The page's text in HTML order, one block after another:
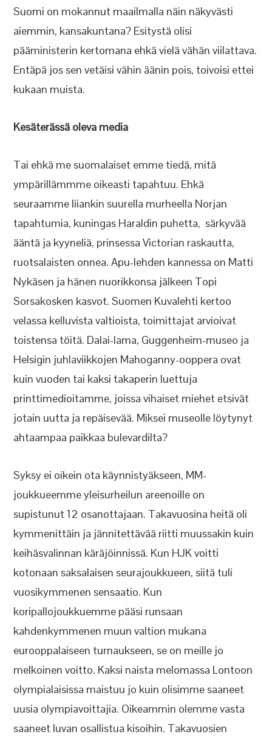
Suomi on mokannut maailmalla näin näkyvästi
aiemmin, kansakuntana? Esitystä olisi
pääministerin kertomana ehkä vielä vähän viilattava.
Entäpä jos sen vetäisi vähin äänin pois, toivoisi ettei
kukaan muista.
Kesäterässä oleva media
Tai ehkä me suomalaiset emme tiedä, mitä
ympärillämmme oikeasti tapahtuu. Ehkä
seuraamme liiankin suurella murheella Norjan
tapahtumia, kuningas Haraldin puhetta, särkyvää
ääntä ja kyyneliä, prinsessa Victorian raskautta,
ruotsalaisten onnea. Apu-lehden kannessa on Matti
Nykäsen ja hänen nuorikkonsa jälkeen Topi
Sorsakosken kasvot. Suomen Kuvalehti kertoo
velassa kelluvista valtioista, toimittajat arvioivat
toistensa töitä. Dalai-lama, Guggenheim-museo ja
Helsigin juhlaviikkojen Mahoganny-ooppera ovat
kuin vuoden tai kaksi takaperin luettuja
printtimedioitamme, joissa vihaiset miehet etsivät
jotain uutta ja repäisevää. Miksei museolle löytynyt
ahtaampaa paikkaa bulevardilta?
Syksy ei oikein ota käynnistyäkseen, MM-
joukkueemme yleisurheilun areenoille on
supistunut 12 osanottajaan. Takavuosina heitä oli
kymmenittäin ja jännitettävää riitti muussakin kuin
keihäsvalinnan käräjöinnissä. Kun HJK voitti
kotonaan saksalaisen seurajoukkueen, siitä tuli
vuosikymmenen sensaatio. Kun
koripallojoukkuemme pääsi runsaan
kahdenkymmenen muun valtion mukana
eurooppalaiseen turnaukseen, se on meille jo
melkoinen voitto. Kaksi naista melomassa Lontoon
olympialaisissa maistuu jo kuin olisimme saaneet
uusia olympiavoittajia. Oikeammin olemme vasta
saaneet luvan osallistua kisoihin. Takavuosien